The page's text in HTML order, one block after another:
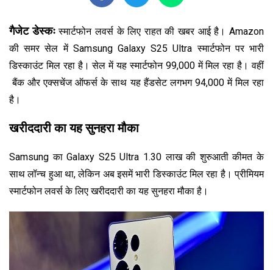
गैजेट डेस्कःस्मार्टफोन लवर्स के लिए राहत की खबर आई है। Amazon
की समर सेल में Samsung Galaxy S25 Ultra स्मार्टफोन पर भारी
डिस्काउंट मिल रहा है। सेल में यह स्मार्टफोन ₹99,000 में मिल रहा है। वहीं
बैंक और एक्सचेंज ऑफर्स के साथ यह हैंडसेट लगभग ₹94,000 में मिल रहा
है।
खरीददारी का यह सुनहरा मौका
Samsung का Galaxy S25 Ultra ₹1.30 लाख की शुरुआती कीमत के
साथ लॉन्च हुआ था, लेकिन अब इसमें भारी डिस्काउंट मिल रहा है। प्रीमियम
स्मार्टफोन लवर्स के लिए खरीददारी का यह सुनहरा मौका है।